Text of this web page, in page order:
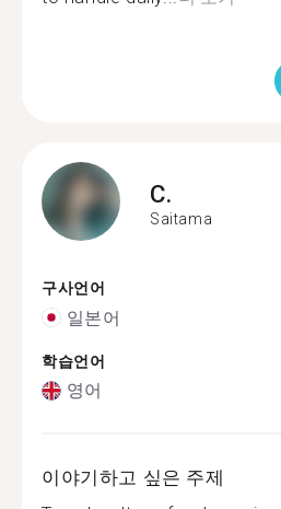
C.
Saitama
구사언어
일본어
학습언어
영어
이야기하고 싶은 주제